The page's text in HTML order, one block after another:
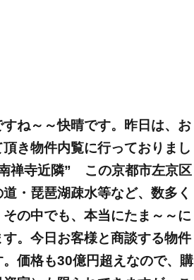
ね～～快晴です。昨日は、お
き物件内覧に行っておりまし
禅寺近隣” この京都市左京区
・琵琶湖疎水等など、数多く
の中でも、本当にたま～～に
。今日お客様と商談する物件
価格も30億円超えなので、購